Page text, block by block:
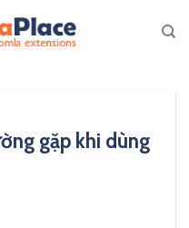
gặp khi dùng